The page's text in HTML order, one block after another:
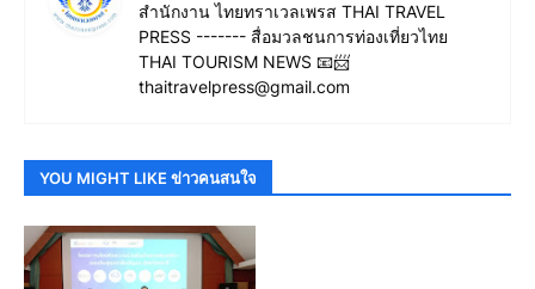
สำนักงาน ไทยทราเวลเพรส THAI TRAVEL
PRESS ------- สื่อมวลชนการท่องเที่ยวไทย
THAI TOURISM NEWS 📧📨
thaitravelpress@gmail.com
YOU MIGHT LIKE ข่าวคนสนใจ